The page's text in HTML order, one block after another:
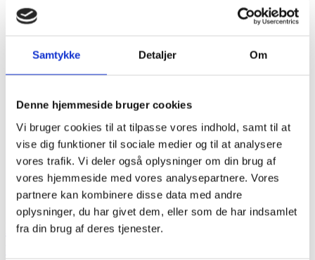
Samtykke Detaljer Om
Denne hjemmeside bruger cookies
Vi bruger cookies til at tilpasse vores indhold, samt til at
vise dig funktioner til sociale medier og til at analysere
vores trafik. Vi deler også oplysninger om din brug af
vores hjemmeside med vores analysepartnere. Vores
partnere kan kombinere disse data med andre
oplysninger, du har givet dem, eller som de har indsamlet
fra din brug af deres tjenester.
OM CHI
CHIP
Designstuderende var en kærkommen